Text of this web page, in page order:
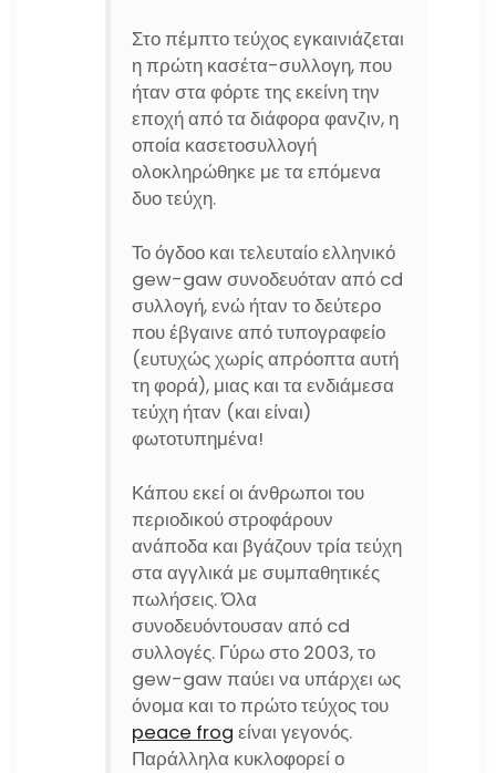
Στο πέμπτο τεύχος εγκαινιάζεται
η πρώτη κασέτα-συλλογη, που
ήταν στα φόρτε της εκείνη την
εποχή από τα διάφορα φανζιν, η
οποία κασετοσυλλογή
ολοκληρώθηκε με τα επόμενα
δυο τεύχη.
Το όγδοο και τελευταίο ελληνικό
gew-gaw συνοδευόταν από cd
συλλογή, ενώ ήταν το δεύτερο
που έβγαινε από τυπογραφείο
(ευτυχώς χωρίς απρόοπτα αυτή
τη φορά), μιας και τα ενδιάμεσα
τεύχη ήταν (και είναι)
φωτοτυπημένα!
Κάπου εκεί οι άνθρωποι του
περιοδικού στροφάρουν
ανάποδα και βγάζουν τρία τεύχη
στα αγγλικά με συμπαθητικές
πωλήσεις. Όλα
συνοδευόντουσαν από cd
συλλογές. Γύρω στο 2003, το
gew-gaw παύει να υπάρχει ως
όνομα και το πρώτο τεύχος του
peace frog είναι γεγονός.
Παράλληλα κυκλοφορεί ο